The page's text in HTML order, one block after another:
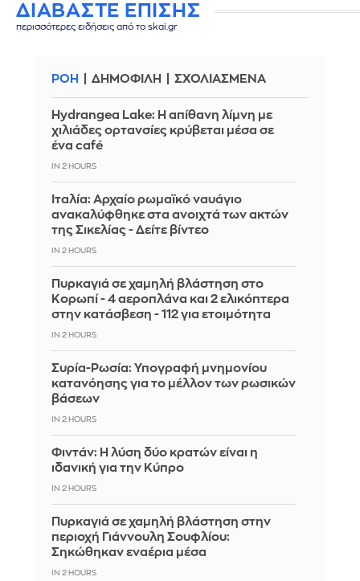
ΔΙΑΒΑΣΤΕ ΕΠΙΣΗΣ
περισσότερες ειδήσεις από το skai.gr
ΡΟΗ ΔΗΜΟΦΙΛΗ ΣΧΟΛΙΑΣΜΕΝΑ
Hydrangea Lake: Η απίθανη λίμνη με
χιλιάδες ορτανσίες κρύβεται μέσα σε
ένα café
IN 2 HOURS
Ιταλία: Αρχαίο ρωμαϊκό ναυάγιο
ανακαλύφθηκε στα ανοιχτά των ακτών
της Σικελίας - Δείτε βίντεο
IN 2 HOURS
Πυρκαγιά σε χαμηλή βλάστηση στο
Κορωπί - 4 αεροπλάνα και 2 ελικόπτερα
στην κατάσβεση - 112 για ετοιμότητα
IN 2 HOURS
Συρία-Ρωσία: Υπογραφή μνημονίου
κατανόησης για το μέλλον των ρωσικών
βάσεων
IN 2 HOURS
Φιντάν: Η λύση δύο κρατών είναι η
ιδανική για την Κύπρο
IN 2 HOURS
Πυρκαγιά σε χαμηλή βλάστηση στην
περιοχή Γιάννουλη Σουφλίου:
Σηκώθηκαν εναέρια μέσα
IN 2 HOURS